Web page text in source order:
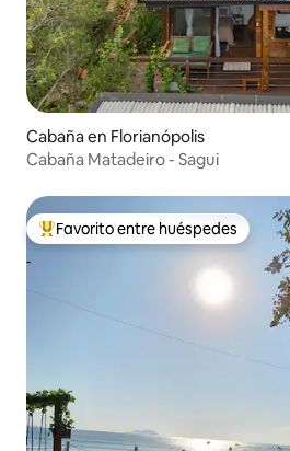
Cabaña en Florianópolis
Cabaña Matadeiro - Sagui
Favorito entre huéspedes preferido
Favorito entre huéspedes